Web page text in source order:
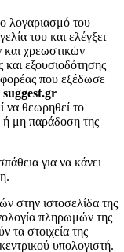
λογαριασμό του
του και ελέγξει
και χρεωστικών
και εξουσιοδότησης
που εξέδωσε
suggest.gr
να θεωρηθεί το
ή μη παράδοση της
για να κάνει
στην ιστοσελίδα της
πληρωμών της
τα στοιχεία της
υπολογιστή.